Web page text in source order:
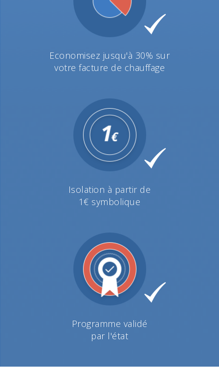
Economisez jusqu'à 30% sur
votre facture de chauffage
Isolation à partir de
1€ symbolique
Programme validé
par l'état